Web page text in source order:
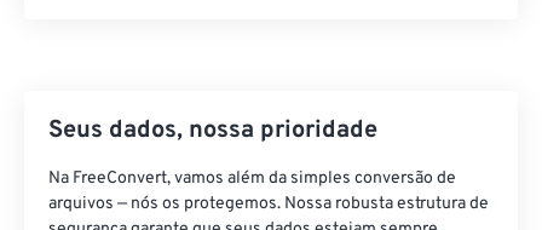
Seus dados, nossa prioridade
Na FreeConvert, vamos além da simples conversão de
arquivos — nós os protegemos. Nossa robusta estrutura de